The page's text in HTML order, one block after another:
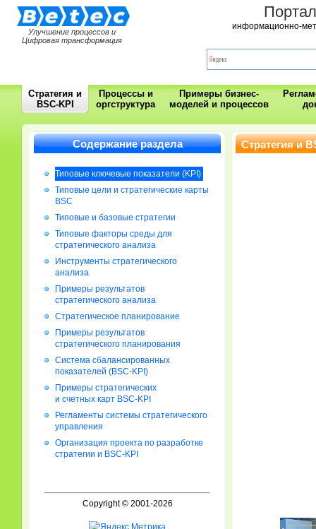
Улучшение процессов и
Цифровая трансформация
информационно-
Стратегия и
BSC-KPI
Процессы и
оргструктура
Примеры бизнес-
моделей и процессов
Содержание раздела
Типовые ключевые показатели (KPI)
Типовые цели и стратегические карты
BSC
Типовые и базовые стратегии
Типовые факторы среды для
стратегического анализа
Инструменты стратегического
анализа
Примеры результатов
стратегического анализа
Стратегическое планирование
Примеры результатов
стратегического планирования
Система сбалансированных
показателей (BSC-KPI)
Примеры стратегических
и счетных карт BSC-KPI
Регламенты системы стратегического
управления
Организация проекта по разработке
стратегии и BSC-KPI
Copyright © 2001-2026
Стратегия и